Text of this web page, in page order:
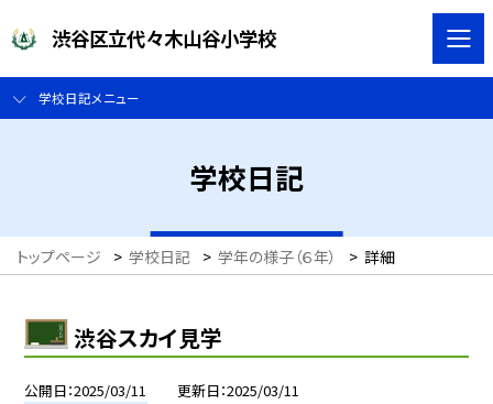
渋谷区立代々木山谷小学校
学校日記メニュー
学校日記
トップページ > 学校日記 > 学年の様子（６年） > 詳細
渋谷スカイ見学
公開日 2025/03/11 更新日 2025/03/11